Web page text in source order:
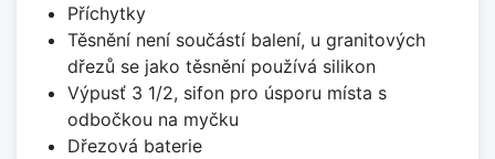
Příchytky
Těsnění není součástí balení, u granitových
dřezů se jako těsnění používá silikon
Výpusť 3 1/2, sifon pro úsporu místa s
odbočkou na myčku
Dřezová baterie